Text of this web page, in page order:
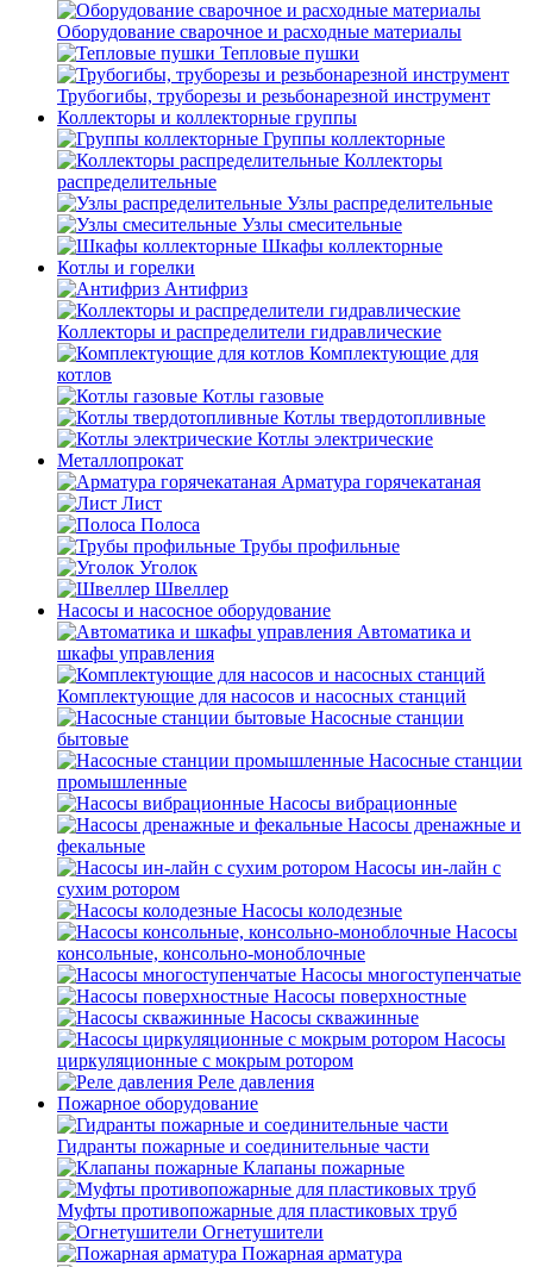
Оборудование сварочное и расходные материалы
Тепловые пушки
Трубогибы, труборезы и резьбонарезной инструмент
Коллекторы и коллекторные группы
Группы коллекторные
Коллекторы
распределительные
Узлы распределительные
Узлы смесительные
Шкафы коллекторные
Котлы и горелки
Антифриз
Коллекторы и распределители гидравлические
Комплектующие для
котлов
Котлы газовые
Котлы твердотопливные
Котлы электрические
Металлопрокат
Арматура горячекатаная
Лист
Полоса
Трубы профильные
Уголок
Швеллер
Насосы и насосное оборудование
Автоматика и
шкафы управления
Комплектующие для насосов и насосных станций
Насосные станции
бытовые
Насосные станции
промышленные
Насосы вибрационные
Насосы дренажные и
фекальные
Насосы ин-лайн с
сухим ротором
Насосы колодезные
Насосы
консольные, консольно-моноблочные
Насосы многоступенчатые
Насосы поверхностные
Насосы скважинные
Насосы
циркуляционные с мокрым ротором
Реле давления
Пожарное оборудование
Гидранты пожарные и соединительные части
Клапаны пожарные
Муфты противопожарные для пластиковых труб
Огнетушители
Пожарная арматура